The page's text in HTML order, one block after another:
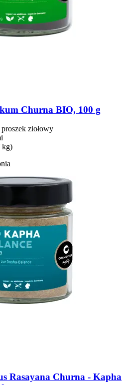
Churna BIO, 100 g
ziołowy
kg)
Rasayana Churna -​ Kapha